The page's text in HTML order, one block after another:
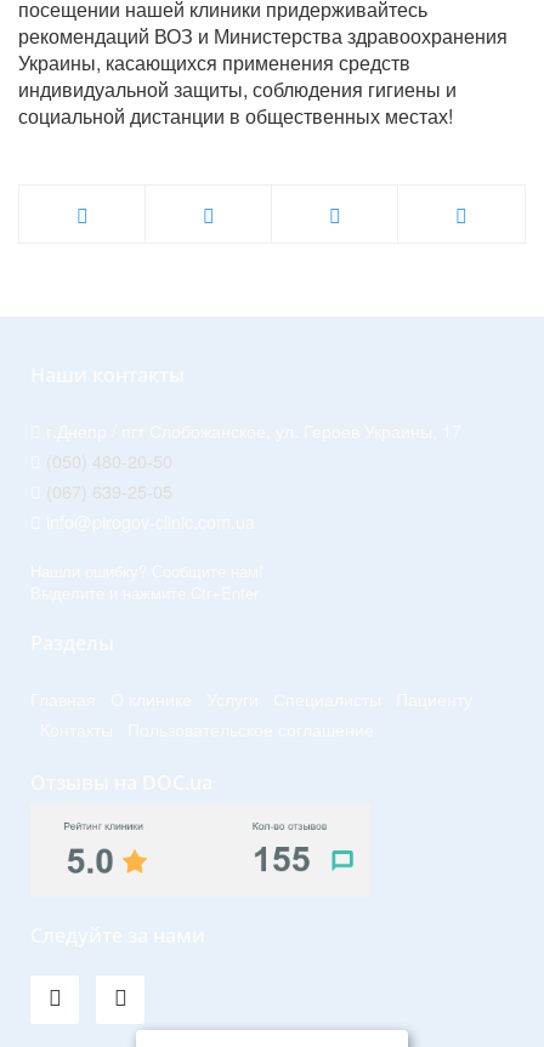
посещении нашей клиники придерживайтесь
рекомендаций ВОЗ и Министерства здравоохранения
Украины, касающихся применения средств
индивидуальной защиты, соблюдения гигиены и
социальной дистанции в общественных местах!
(050) 480-20-50
(067) 639-25-05